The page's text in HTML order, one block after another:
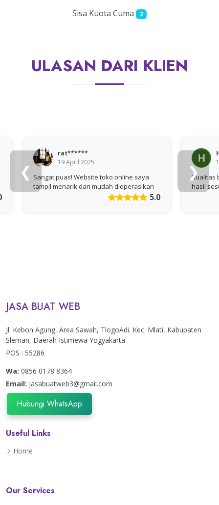
Sisa Kuota Cuma
2
ULASAN DARI KLIEN
❮ ❯
rat******
19 April 2025
Sangat puas! Website toko online saya
tampil menarik dan mudah dioperasikan
5.0
Hel**
10 March
Kualitas bagus,
hasil sesuai
JASA BUAT WEB
Jl. Kebon Agung, Area Sawah, TlogoAdi. Kec. Mlati, Kabupaten
Sleman, Daerah Istimewa Yogyakarta
POS : 55286
Wa: 0856 0178 8364
Email: jasabuatweb3@gmail.com
Hubungi WhatsApp
Useful Links
Home
Our Services